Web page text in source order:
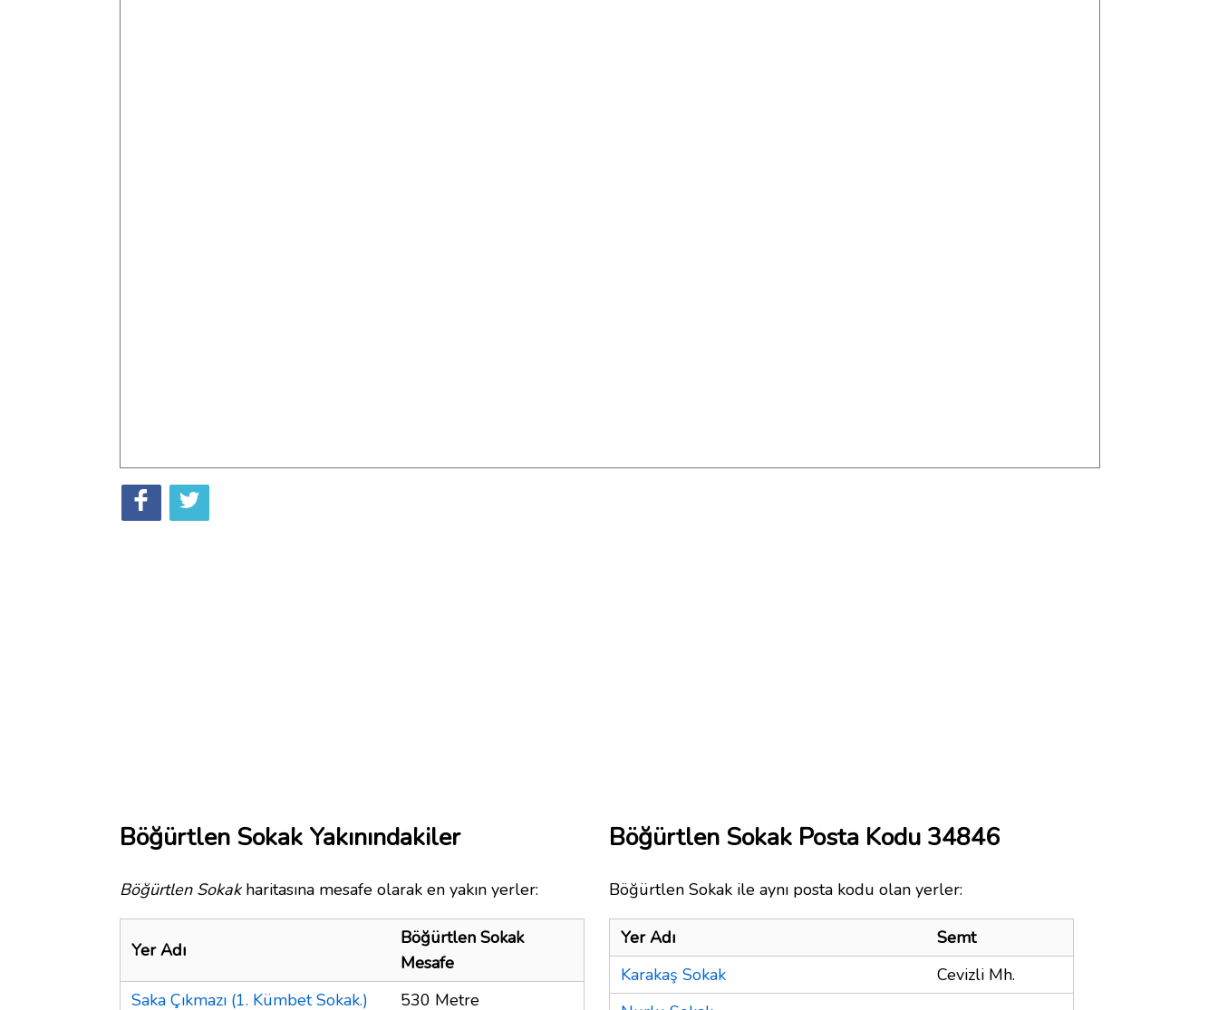
Böğürtlen Sokak Yakınındakiler
Böğürtlen Sokakharitasına mesafe olarak en yakın yerler:
Yer Adı
Böğürtlen Sokak
Mesafe
Saka Çıkmazı (1. Kümbet Sokak.)
530 Metre
Böğürtlen Sokak Posta Kodu 34846
Böğürtlen Sokak ile aynı posta kodu olan yerler:
Yer Adı
Semt
Karakaş Sokak
Cevizli Mh.